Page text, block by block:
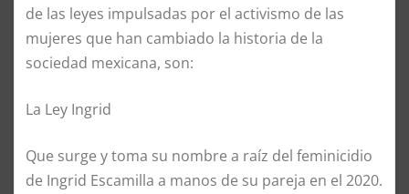
de las leyes impulsadas por el activismo de las
mujeres que han cambiado la historia de la
sociedad mexicana, son:
La Ley Ingrid
Que surge y toma su nombre a raíz del feminicidio
de Ingrid Escamilla a manos de su pareja en el 2020.